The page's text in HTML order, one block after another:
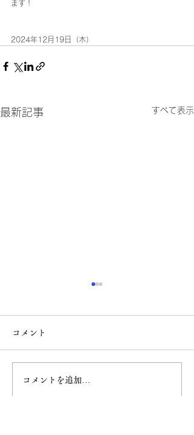
ます！
2024年12月19日（木）
最新記事 すべて表示
ムーンドロップスフェア
コメント
コメントを追加…